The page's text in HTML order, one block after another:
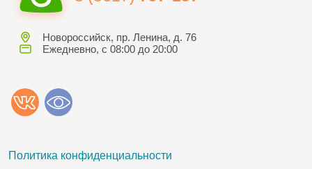
Новороссийск, пр. Ленина, д. 76
Ежедневно, с 08:00 до 20:00
Политика конфиденциальности